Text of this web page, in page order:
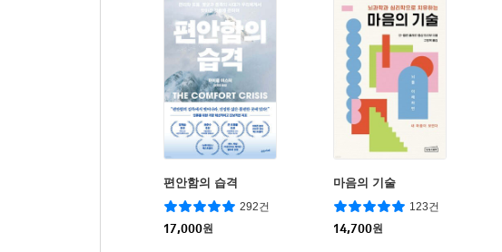
편안함의 습격
292건
17,000원
마음의 기술
123건
14,700원